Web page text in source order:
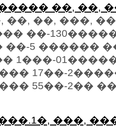
��, ��,
��, ��, ���,
��-
��-5 ������
1���-
17��-
55��-2��
���,